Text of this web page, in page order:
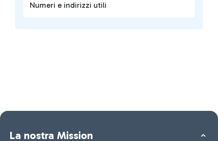
Numeri e indirizzi utili
La nostra Mission